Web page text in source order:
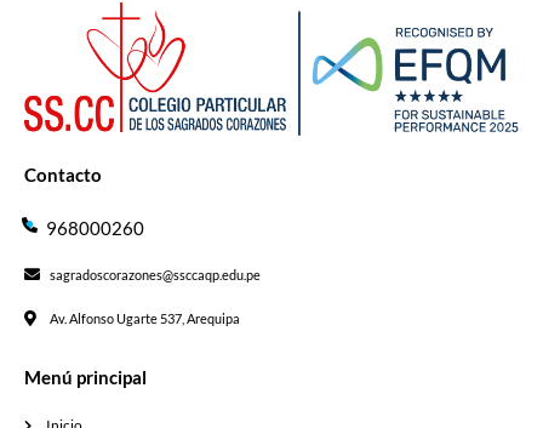
Contacto
968000260
sagradoscorazones@ssccaqp.edu.pe
Av. Alfonso Ugarte 537, Arequipa
Menú principal